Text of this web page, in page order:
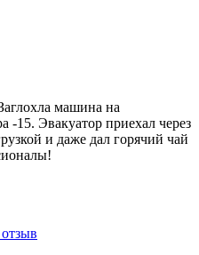
машина на
-15. Эвакуатор приехал через
и даже дал горячий чай